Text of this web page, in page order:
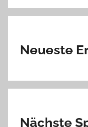
Neueste
Nächste